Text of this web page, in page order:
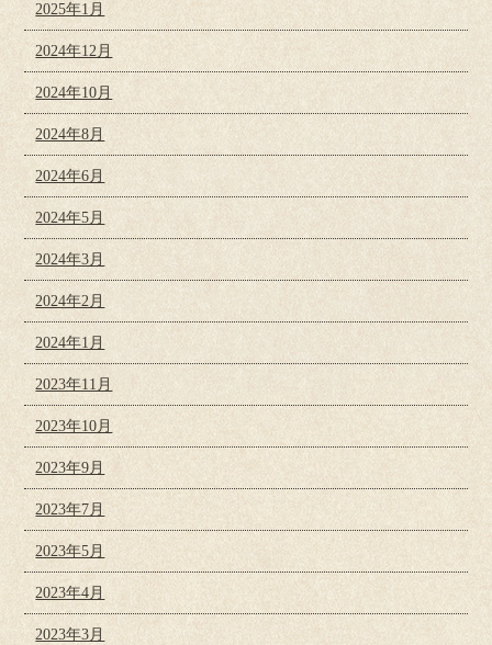
2025年1月
2024年12月
2024年10月
2024年8月
2024年6月
2024年5月
2024年3月
2024年2月
2024年1月
2023年11月
2023年10月
2023年9月
2023年7月
2023年5月
2023年4月
2023年3月